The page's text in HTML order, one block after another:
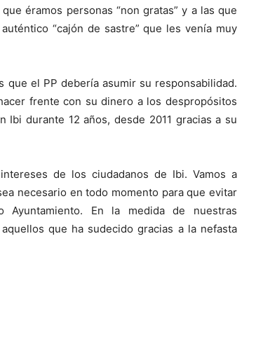
éramos personas “non gratas” y a las que
“cajón de sastre” que les venía muy
que el PP debería asumir su responsabilidad.
frente con su dinero a los despropósitos
durante 12 años, desde 2011 gracias a su
de los ciudadanos de Ibi. Vamos a
necesario en todo momento para que evitar
En la medida de nuestras
que ha sudecido gracias a la nefasta